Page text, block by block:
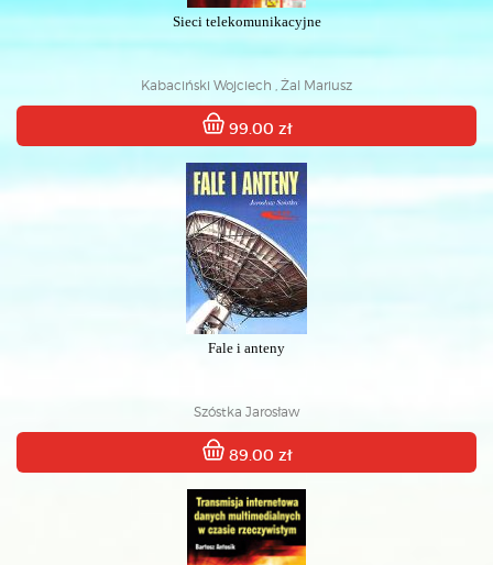
Sieci telekomunikacyjne
Kabaciński Wojciech , Żal Mariusz
99.00 zł
Fale i anteny
Szóstka Jarosław
89.00 zł